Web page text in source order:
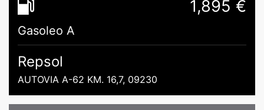
1,895 €
Gasoleo A
Repsol
AUTOVIA A-62 KM. 16,7, 09230